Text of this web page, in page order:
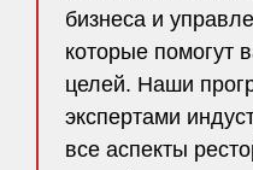
бизнеса и
которые помогут
целей. Наши
экспертами
все аспекты